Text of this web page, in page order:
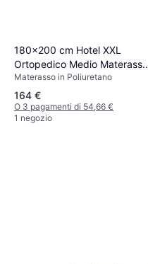
180x200 cm Hotel XXL
Ortopedico Medio Materasso
in Poliuretano
Materasso in Poliuretano
164 €
O 3 pagamenti di 54,66 €
1 negozio